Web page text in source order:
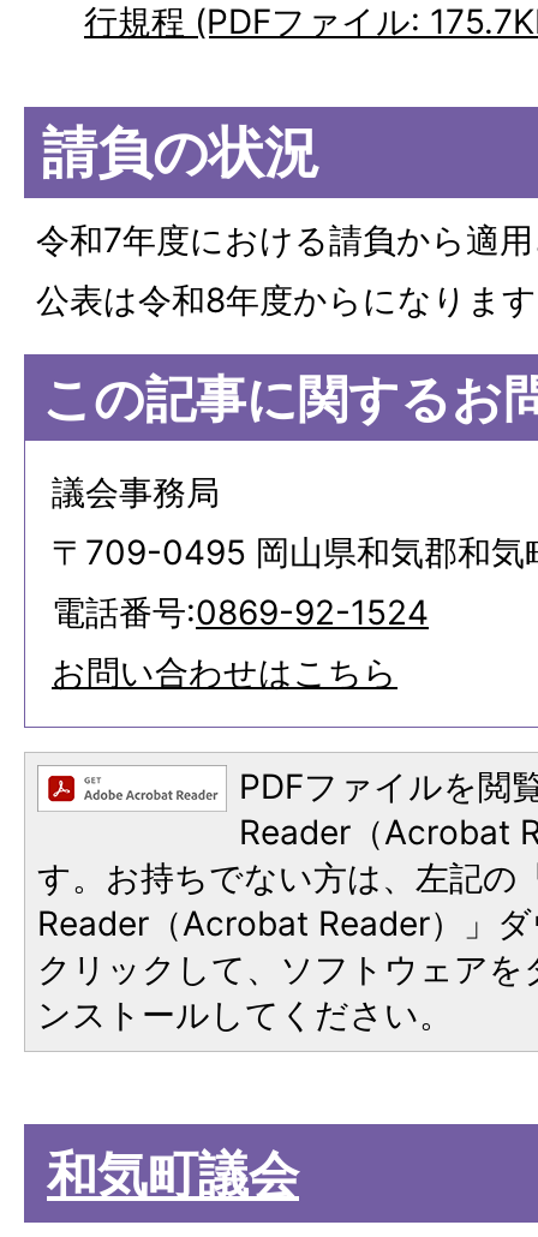
行規程 (PDFファイル:
請負の状況
令和7年度における請負から適
公表は令和8年度からになりま
この記事に関するお
議会事務局
〒709-0495 岡山県和気郡和気
電話番号:0869-92-1524
お問い合わせはこちら
PDFファイルを閲
Reader（Acrobat
す。お持ちでない方は、左記の
Reader（Acrobat Reader）」
クリックして、ソフトウェア
ンストールしてください。
和気町議会